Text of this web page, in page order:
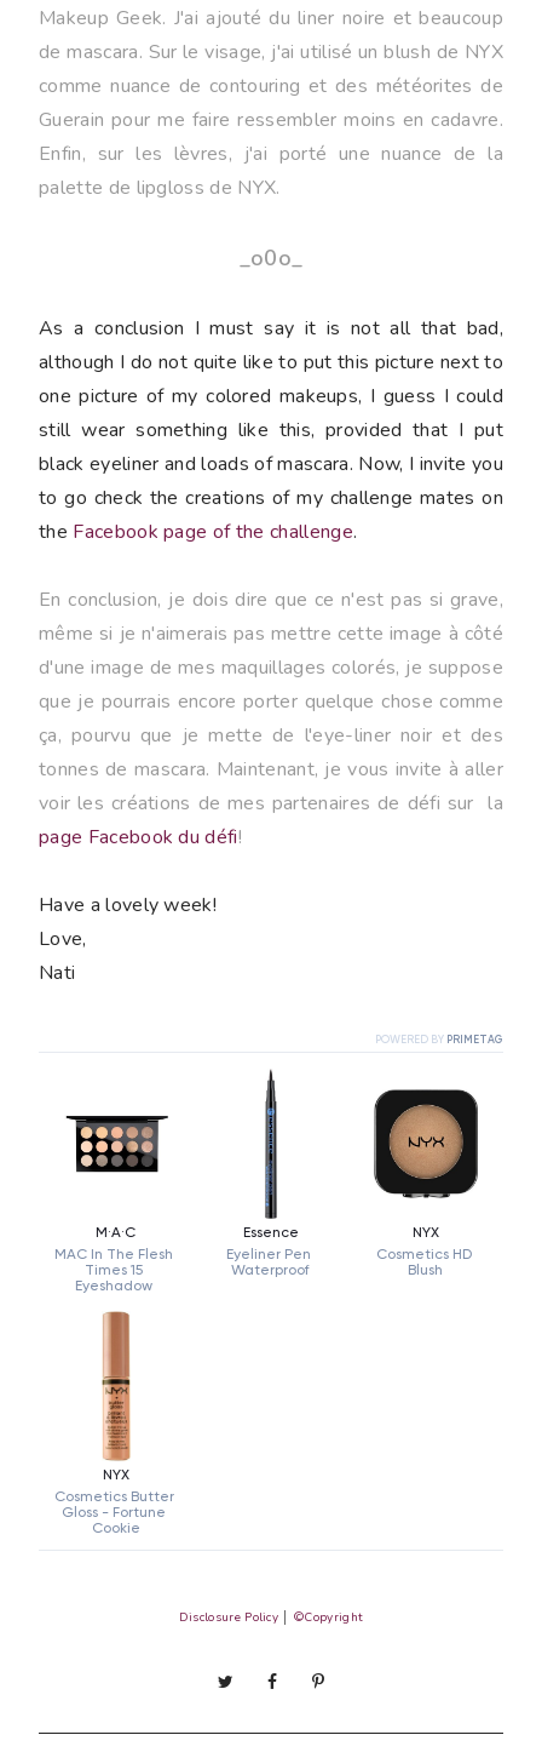
Makeup Geek. J'ai ajouté du liner noire et beaucoup
de mascara. Sur le visage, j'ai utilisé un blush de NYX
comme nuance de contouring et des météorites de
Guerain pour me faire ressembler moins en cadavre.
Enfin, sur les lèvres, j'ai porté une nuance de la
palette de lipgloss de NYX.
_o0o_
As a conclusion I must say it is not all that bad,
although I do not quite like to put this picture next to
one picture of my colored makeups, I guess I could
still wear something like this, provided that I put
black eyeliner and loads of mascara. Now, I invite you
to go check the creations of my challenge mates on
the Facebook page of the challenge.
En conclusion, je dois dire que ce n'est pas si grave,
même si je n'aimerais pas mettre cette image à côté
d'une image de mes maquillages colorés, je suppose
que je pourrais encore porter quelque chose comme
ça, pourvu que je mette de l'eye-liner noir et des
tonnes de mascara. Maintenant, je vous invite à aller
voir les créations de mes partenaires de défi sur la
page Facebook du défi!
Have a lovely week!
Love,
Nati
Disclosure Policy ©Copyright